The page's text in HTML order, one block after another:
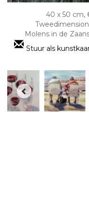
40 x 50 cm,
Molens in de
Stuur als